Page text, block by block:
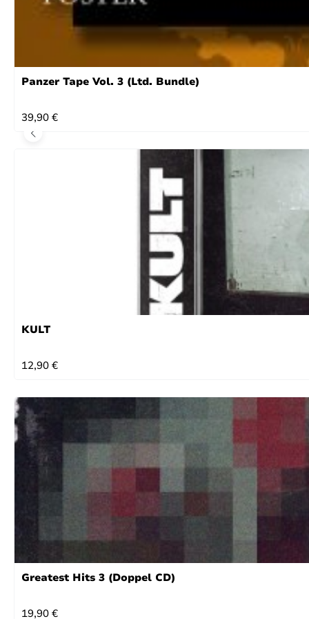
Panzer Tape Vol. 3 (Ltd. Bundle)
REGULÄRER PREIS:
39,90 €
KULT
REGULÄRER PREIS:
12,90 €
Greatest Hits 3 (Doppel CD)
REGULÄRER PREIS:
19,90 €